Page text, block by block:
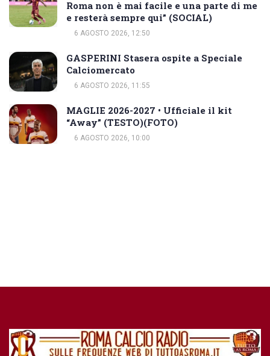
Roma non è mai facile e una parte di me
e resterà sempre qui” (SOCIAL)
6 AGOSTO 2026, 12:50
GASPERINI Stasera ospite a Speciale
Calciomercato
6 AGOSTO 2026, 11:55
MAGLIE 2026-2027 • Ufficiale il kit
“Away” (TESTO)(FOTO)
6 AGOSTO 2026, 10:00